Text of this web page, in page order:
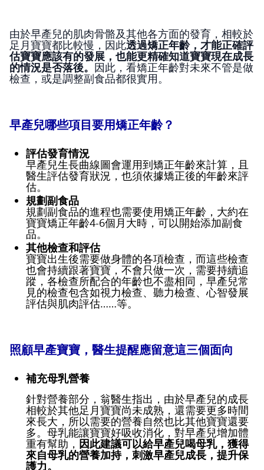
由於早產兒的肌肉骨骼及其他各方面的發育，相較於
足月寶寶都比較慢，因此透過矯正年齡，才能正確評
估寶寶應該有的發展，也能更精確知道寶寶現在成長
的情況是否落後。 因此，看矯正年齡對未來不管是做
檢查，或是調整副食品都很實用。
早產兒哪些項目要用矯正年齡？
評估發育情況
早產兒生長曲線圖會運用到矯正年齡來計算，且
醫生評估發育狀況，也須依據矯正後的年齡來評
估。
規劃副食品
規劃副食品的進程也需要使用矯正年齡，大約在
寶寶矯正年齡4-6個月大時，可以開始添加副食
品。
其他檢查和評估
寶寶出生後需要做身體的各項檢查，而這些檢查
也會持續跟著寶寶，不會只做一次，需要持續追
蹤，各檢查所配合的年齡也不盡相同，早產兒常
見的檢查包含如視力檢查、聽力檢查、心智發展
評估與肌肉評估……等。
照顧早產寶寶，醫生提醒應留意這三個面向
補充母乳營養
針對營養部分，翁醫生指出，由於早產兒的成長
相較於其他足月寶寶尚未成熟，還需要更多時間
來長大，所以需要的營養自然也比其他寶寶還要
多。母乳能讓寶寶好吸收消化，對早產兒增加體
重有幫助， 因此建議可以給早產兒喝母乳，獲得
來自母乳的營養加持，刺激早產兒成長，提升保
護力。